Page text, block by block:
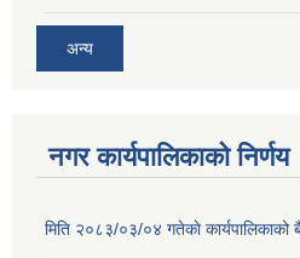
अन्य
नगर कार्यपालिकाको निर्णय
मिति २०८३/०३/०४ गतेकाे कार्यपालिकाको